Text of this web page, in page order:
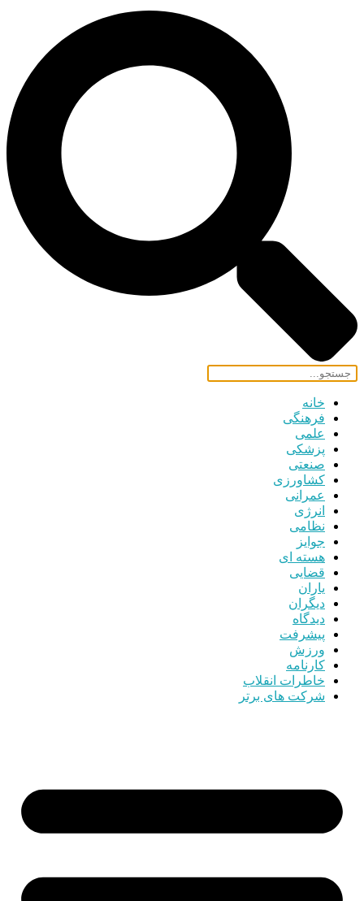
خانه
فرهنگی
علمی
پزشکی
صنعتی
کشاورزی
عمرانی
انرژی
نظامی
جوایز
هسته ای
قضایی
یاران
دیگران
دیدگاه
پیشرفت
ورزش
کارنامه
خاطرات انقلاب
شرکت های برتر